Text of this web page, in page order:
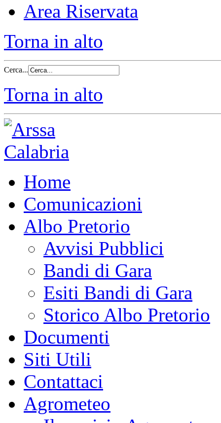
Area Riservata
Torna in alto
Cerca...
Torna in alto
Home
Comunicazioni
Albo Pretorio
Avvisi Pubblici
Bandi di Gara
Esiti Bandi di Gara
Storico Albo Pretorio
Documenti
Siti Utili
Contattaci
Agrometeo